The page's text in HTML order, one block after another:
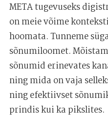
META tugevuseks
on meie võime
hoomata. Tunneme
sõnumiloomet.
sõnumid erinevates
ning mida on vaja
ning efektiivset
prindis kui ka pikslites.